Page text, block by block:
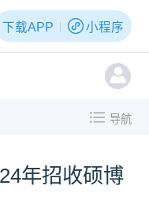
下载APP 小程序
导航
年招收硕博